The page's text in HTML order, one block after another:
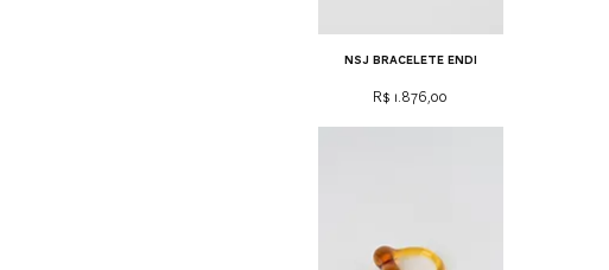
NSJ bracelete Endi
Preço
R$ 1.876,00